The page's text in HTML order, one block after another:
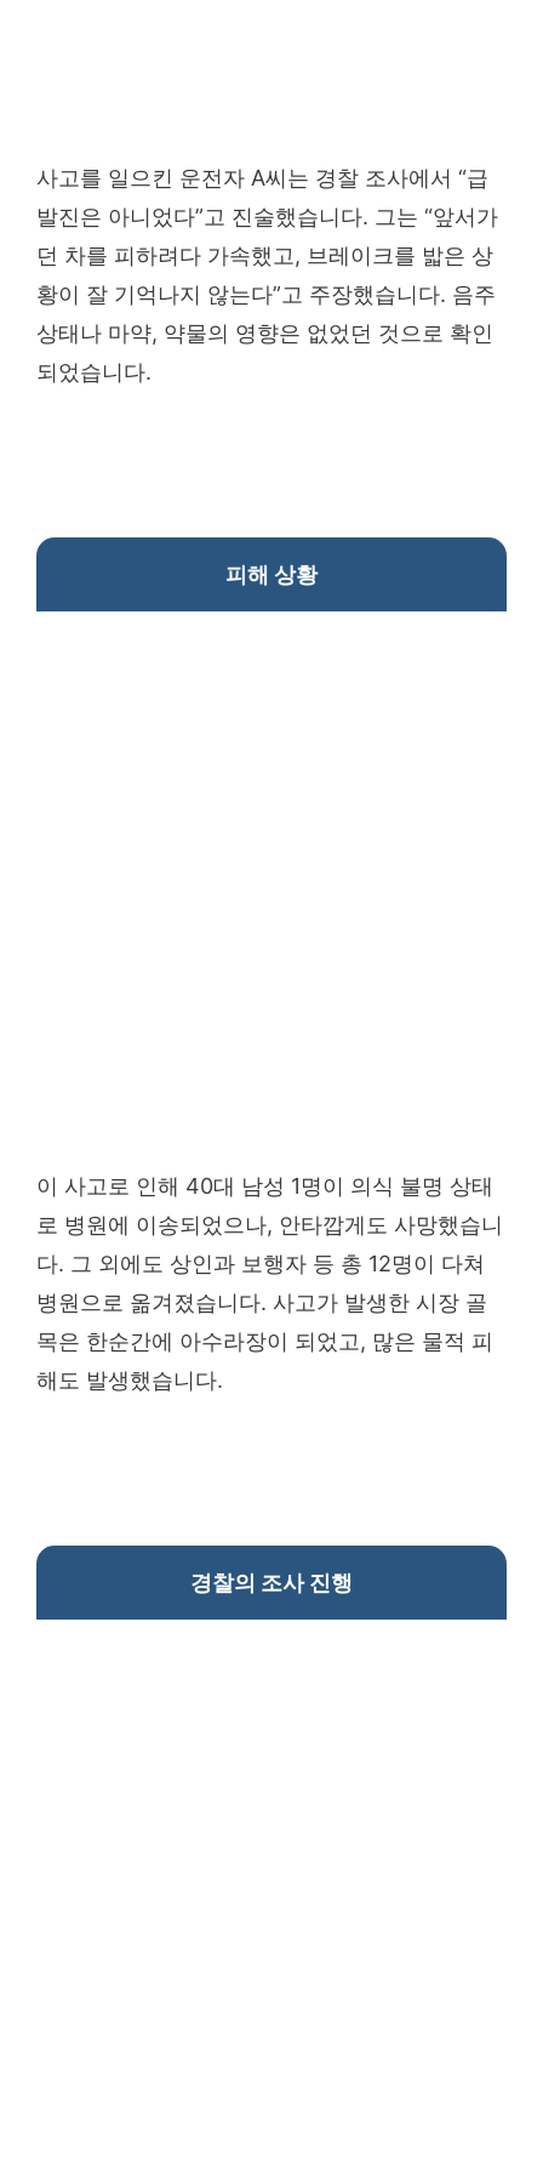
사고를 일으킨 운전자 A씨는 경찰 조사에서 “급
발진은 아니었다”고 진술했습니다. 그는 “앞서가
던 차를 피하려다 가속했고, 브레이크를 밟은 상
황이 잘 기억나지 않는다”고 주장했습니다. 음주
상태나 마약, 약물의 영향은 없었던 것으로 확인
되었습니다.
피해 상황
이 사고로 인해 40대 남성 1명이 의식 불명 상태
로 병원에 이송되었으나, 안타깝게도 사망했습니
다. 그 외에도 상인과 보행자 등 총 12명이 다쳐
병원으로 옮겨졌습니다. 사고가 발생한 시장 골
목은 한순간에 아수라장이 되었고, 많은 물적 피
해도 발생했습니다.
경찰의 조사 진행